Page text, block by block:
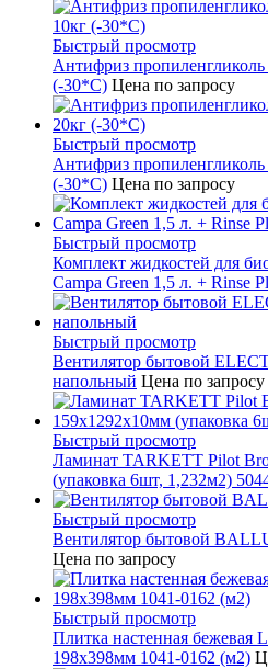
Быстрый просмотр
Антифриз
(-30*С) Цена по запросу
Быстрый просмотр
Антифриз
(-30*С) Цена по запросу
Быстрый просмотр
Комплект жидкостей для
Campa Green 1,5 л. + Rinse
Быстрый просмотр
Вентилятор бытовой
напольный Цена по запросу
Быстрый просмотр
Ламинат TARKETT Pilot
(упаковка 6шт, 1,232м2)
Быстрый просмотр
Вентилятор бытовой
Цена по запросу
Быстрый просмотр
Плитка настенная бежевая
198x398мм 1041-0162 (м2)